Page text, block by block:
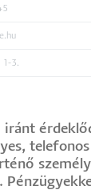
3.
iránt